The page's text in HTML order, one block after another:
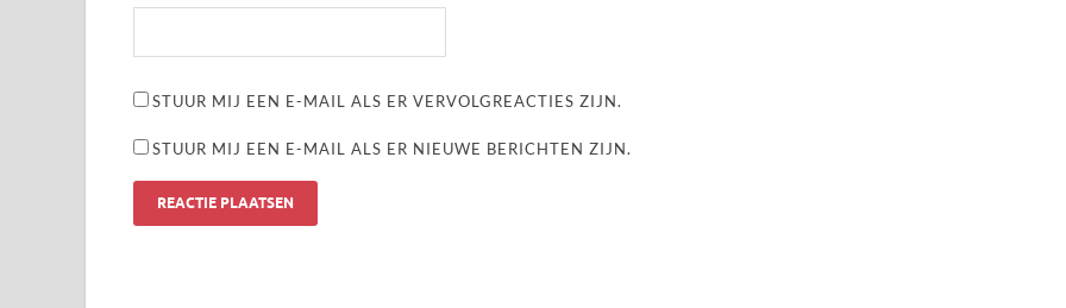
STUUR MIJ EEN E-MAIL ALS ER VERVOLGREACTIES ZIJN.
STUUR MIJ EEN E-MAIL ALS ER NIEUWE BERICHTEN ZIJN.